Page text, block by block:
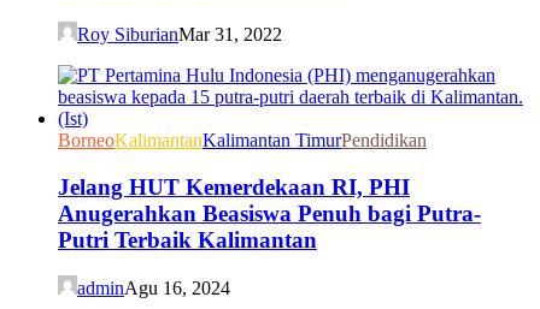
Roy SiburianMar 31, 2022
BorneoKalimantanKalimantan TimurPendidikan
Jelang HUT Kemerdekaan RI, PHI
Anugerahkan Beasiswa Penuh bagi Putra-
Putri Terbaik Kalimantan
adminAgu 16, 2024